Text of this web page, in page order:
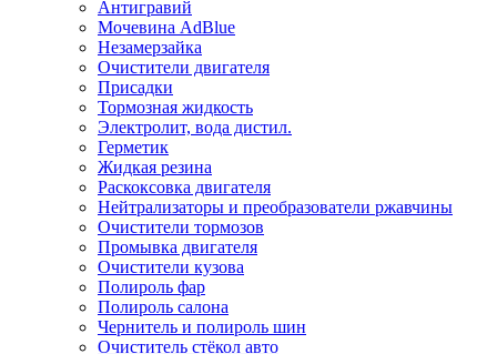
Антигравий
Мочевина AdBlue
Незамерзайка
Очистители двигателя
Присадки
Тормозная жидкость
Электролит, вода дистил.
Герметик
Жидкая резина
Раскоксовка двигателя
Нейтрализаторы и преобразователи ржавчины
Очистители тормозов
Промывка двигателя
Очистители кузова
Полироль фар
Полироль салона
Чернитель и полироль шин
Очиститель стёкол авто